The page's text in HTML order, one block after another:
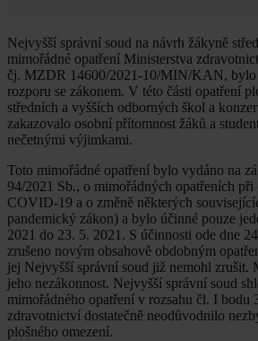
Nejvyšší správní soud na návrh žákyně
mimořádné opatření Ministerstva
čj. MZDR 14600/2021-10/MIN/KAN, bylo
rozporu se zákonem. V této části opatření
středních a vyšších odborných škol a
zakazovalo osobní přítomnost žáků a
nečetnými výjimkami.
Toto mimořádné opatření bylo vydáno na
94/2021 Sb., o mimořádných opatřeních
COVID-19 a o změně některých
pandemický zákon) a bylo účinné pouze
2021 do 23. 5. 2021. S účinnosti ode dne
zrušeno novým obsahově obdobným
jej Nejvyšší správní soud již nemohl zrušit.
jeho nezákonnost. Nejvyšší správní soud
mimořádného opatření v rozsahu čl. I bodu
zdravotnictví dostatečně neodůvodnilo
plošného omezení.